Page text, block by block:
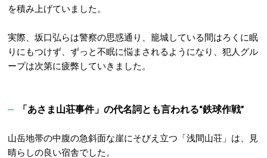
を積み上げていました。
実際、坂口弘らは警察の思惑通り、籠城している間はろくに眠
りにもつけず、ずっと不眠に悩まされるようになり、犯人グル
ープは次第に疲弊していきました。
「あさま山荘事件」の代名詞とも言われる“鉄球作戦”
山岳地帯の中腹の急斜面な崖にそびえ立つ「浅間山荘」は、見
晴らしの良い宿舎でした。